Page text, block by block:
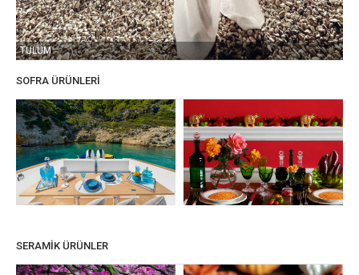
TULUM
SOFRA ÜRÜNLERİ
SERAMİK ÜRÜNLER